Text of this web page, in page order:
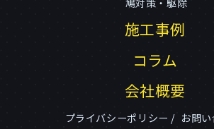
施工事例
コラム
会社概要
プライバシーポリシー お問